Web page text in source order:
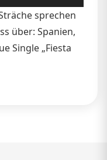
sprechen
über: Spanien,
Single „Fiesta